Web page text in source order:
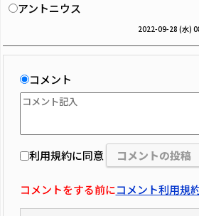
アントニウス
2022-09-28 (水)
コメント
利用規約に同意
コメントをする前にコメント利用規